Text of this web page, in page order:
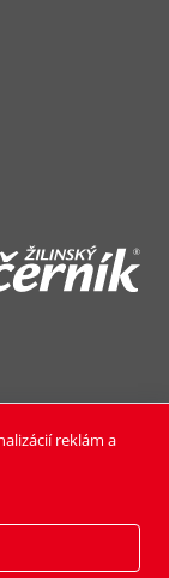
HOUSE, a.s.,
reklám a